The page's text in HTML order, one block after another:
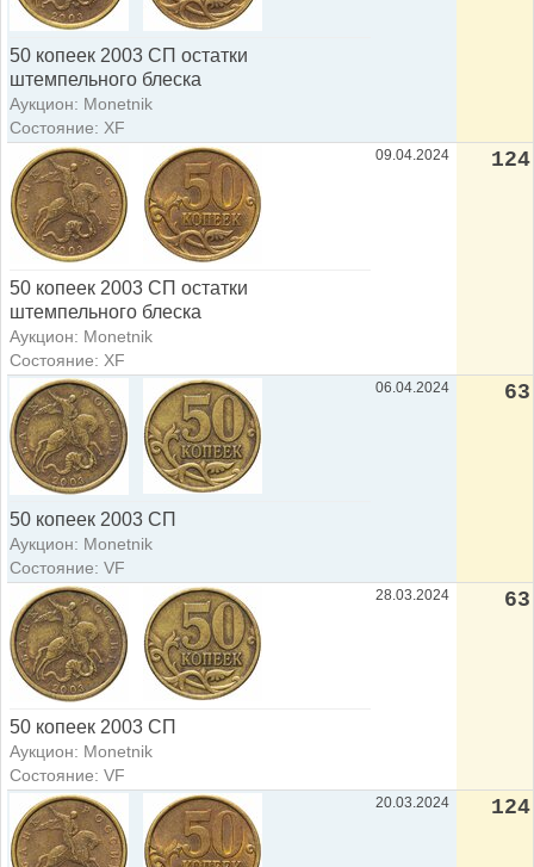
50 копеек 2003 СП остатки
штемпельного блеска
Аукцион: Monetnik
Состояние: XF
50 копеек 2003 СП остатки
штемпельного блеска
Аукцион: Monetnik
Состояние: XF
09.04.2024 124
50 копеек 2003 СП
Аукцион: Monetnik
Состояние: VF
06.04.2024 63
50 копеек 2003 СП
Аукцион: Monetnik
Состояние: VF
28.03.2024 63
20.03.2024 124